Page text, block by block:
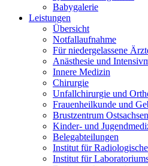
Babygalerie
Leistungen
Übersicht
Notfallaufnahme
Für niedergelassene
Anästhesie und
Innere Medizin
Chirurgie
Unfallchirurgie und
Frauenheilkunde und
Brustzentrum Ostsachsen
Kinder- und
Belegabteilungen
Institut für
Institut für